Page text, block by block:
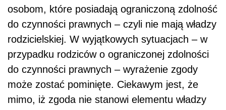
osobom, które posiadają ograniczoną zdolność
do czynności prawnych – czyli nie mają władzy
rodzicielskiej. W wyjątkowych sytuacjach – w
przypadku rodziców o ograniczonej zdolności
do czynności prawnych – wyrażenie zgody
może zostać pominięte. Ciekawym jest, że
mimo, iż zgoda nie stanowi elementu władzy